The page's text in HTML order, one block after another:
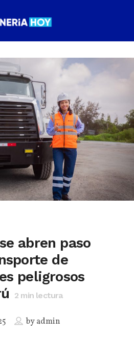
abren paso
de
peligrosos
2 min lectura
byadmin